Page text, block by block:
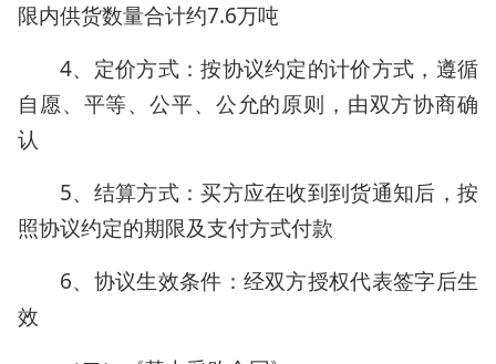
限内供货数量合计约7.6万吨
4、定价方式：按协议约定的计价方式，遵循
自愿、平等、公平、公允的原则，由双方协商确
认
5、结算方式：买方应在收到到货通知后，按
照协议约定的期限及支付方式付款
6、协议生效条件：经双方授权代表签字后生
效